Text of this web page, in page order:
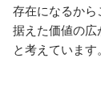
存在になるか
据えた価値の